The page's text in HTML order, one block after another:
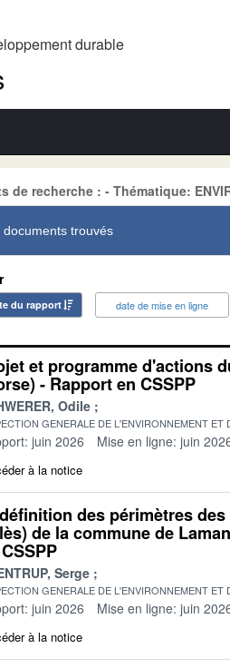
durable
de recherche : - Thématique:
documents trouvés
du rapport date de mise en ligne
et programme d'actions
- Rapport en CSSPP
Odile
GENERALE DE L'ENVIRONNEMENT
juin 2026 Mise en ligne: juin
à la notice
des périmètres
de la commune de
Serge
GENERALE DE L'ENVIRONNEMENT
juin 2026 Mise en ligne: juin
à la notice